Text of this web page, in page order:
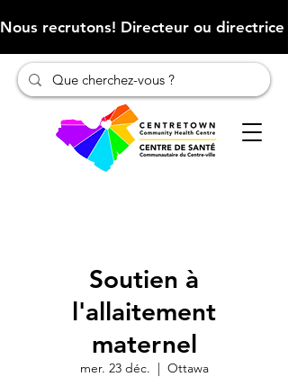
Nous recrutons! Directeur ou
Soutien à
l'allaitement
maternel
mer. 23 déc.
  |
Ottawa